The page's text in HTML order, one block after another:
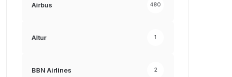
Airbus 480
Altur 1
BBN Airlines 2